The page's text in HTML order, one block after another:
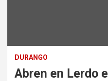
DURANGO
Abren en Lerdo